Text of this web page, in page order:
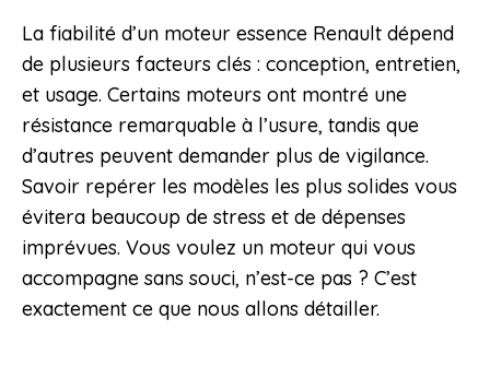
La fiabilité d’un moteur essence Renault dépend
de plusieurs facteurs clés : conception, entretien,
et usage. Certains moteurs ont montré une
résistance remarquable à l’usure, tandis que
d’autres peuvent demander plus de vigilance.
Savoir repérer les modèles les plus solides vous
évitera beaucoup de stress et de dépenses
imprévues. Vous voulez un moteur qui vous
accompagne sans souci, n’est-ce pas ? C’est
exactement ce que nous allons détailler.